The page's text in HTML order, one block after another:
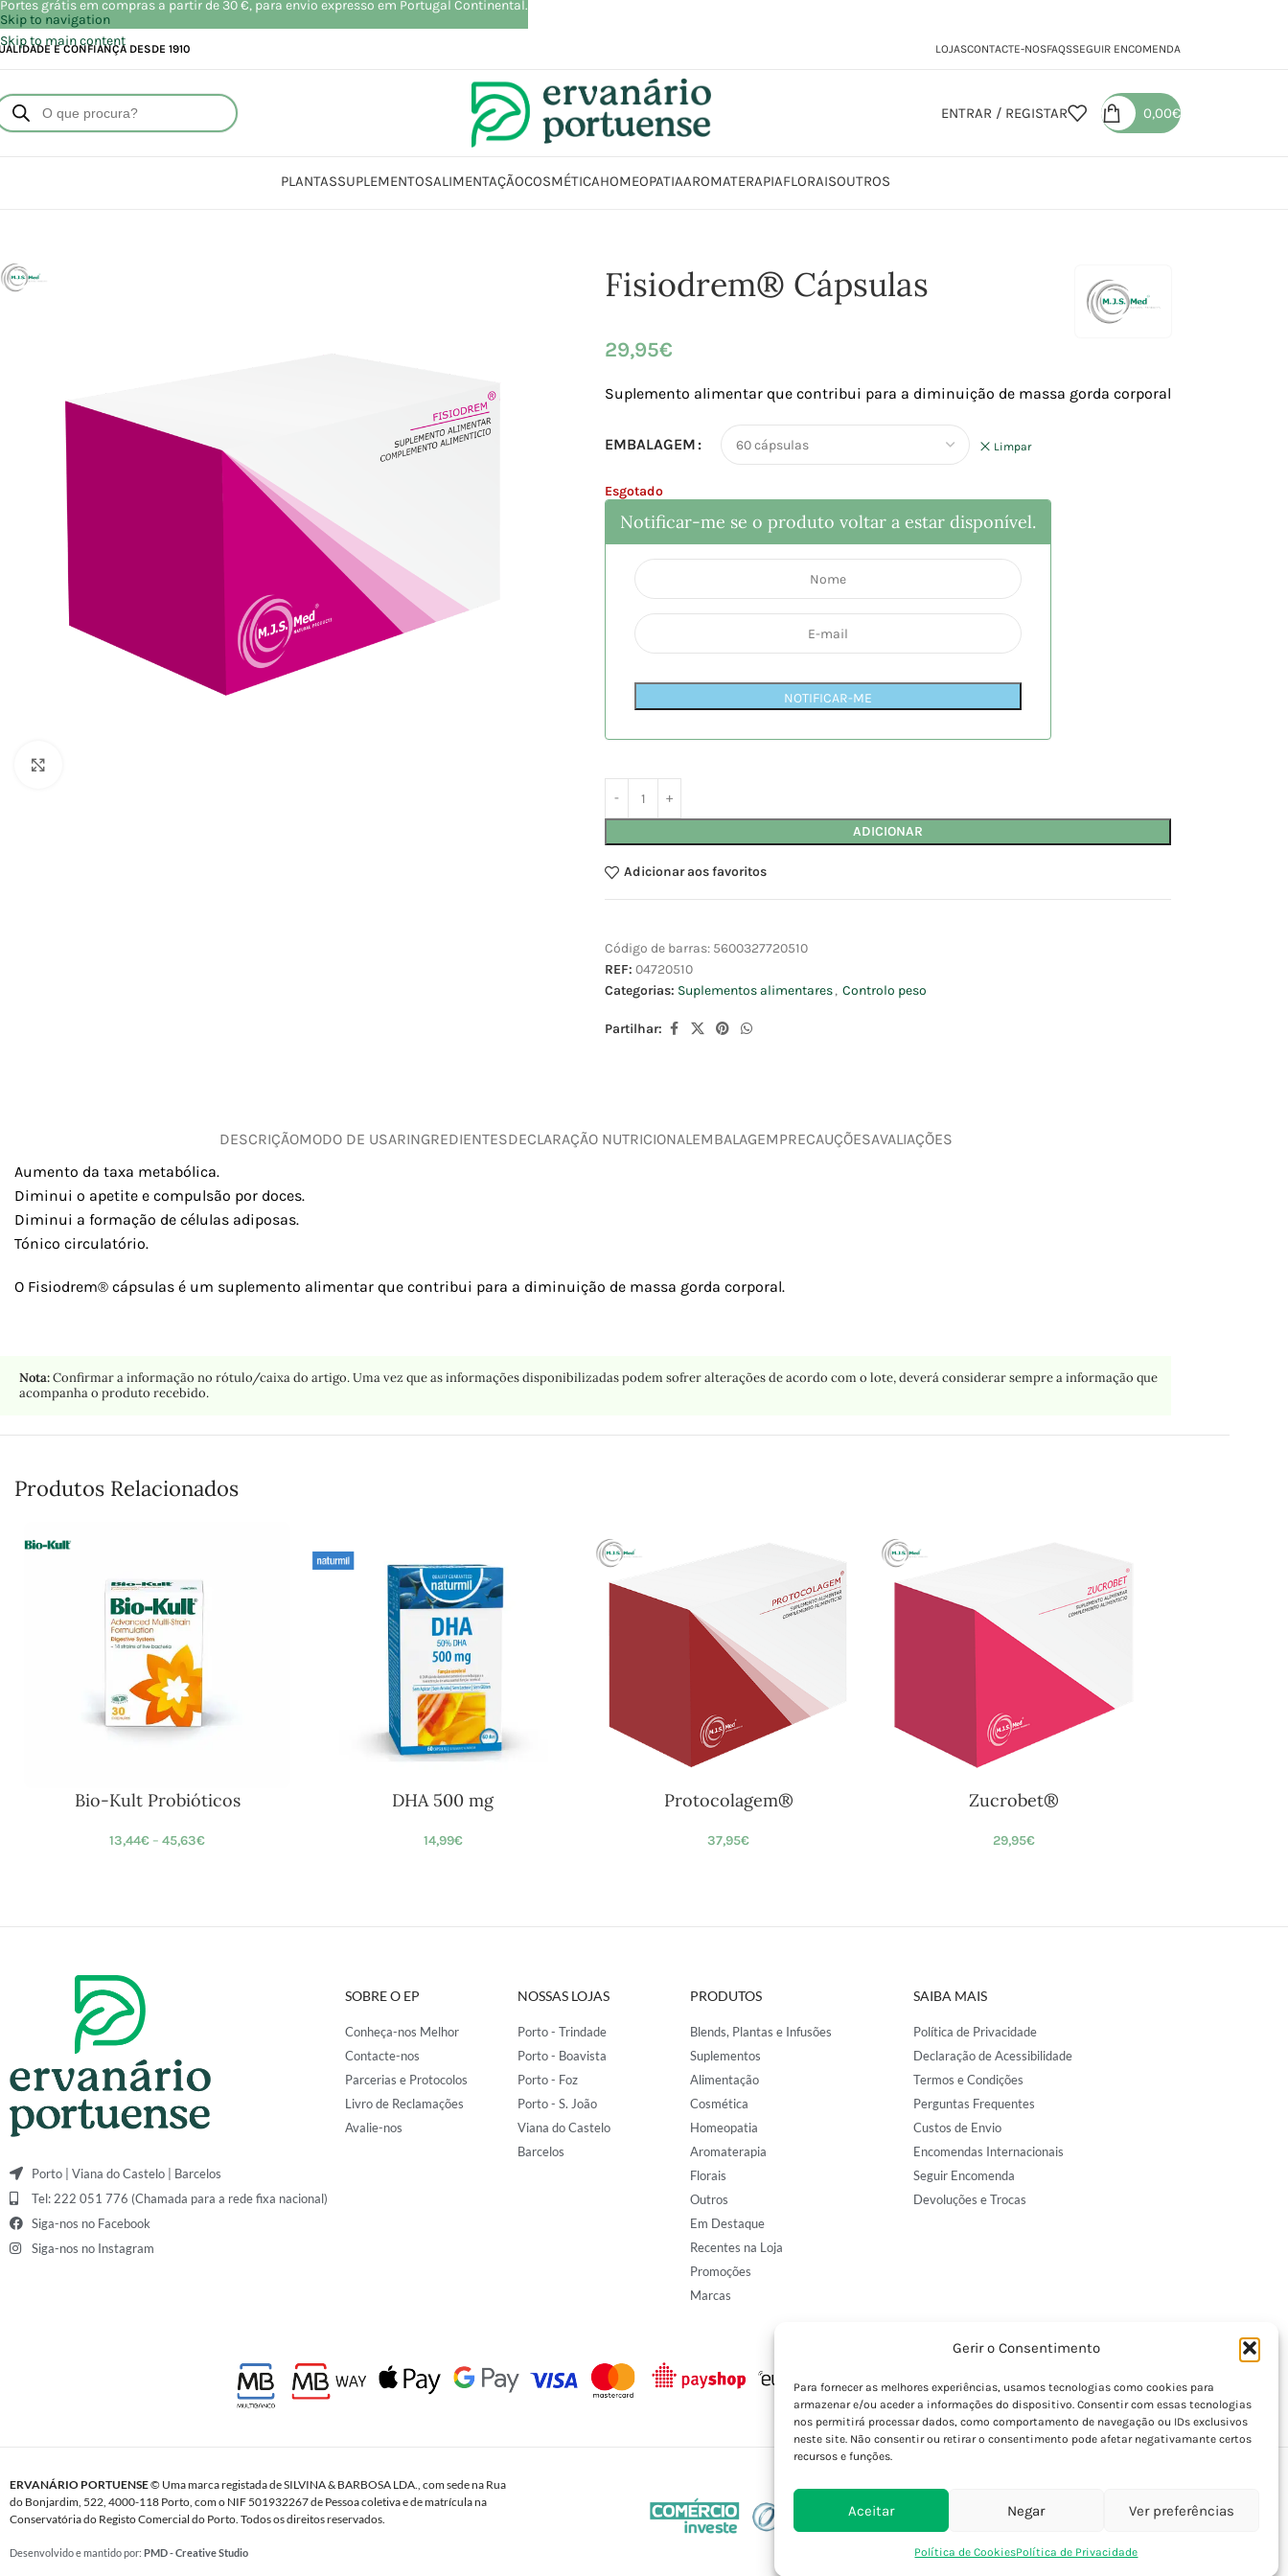
Gerir o Consentimento
Para fornecer as melhores experiências, usamos tecnologias como cookies para
armazenar e/ou aceder a informações do dispositivo. Consentir com essas tecnologias
nos permitirá processar dados, como comportamento de navegação ou IDs exclusivos
neste site. Não consentir ou retirar o consentimento pode afetar negativamante certos
recursos e funções.
Aceitar Negar Ver preferências
Política de CookiesPolítica de Privacidade
Skip to navigation
Skip to main content
E CONFIANÇA DESDE 1910 LOJASCONTACTE-NOSFAQSSEGUIR ENCOMENDA
ENTRAR / REGISTAR 0,00€
PLANTASSUPLEMENTOSALIMENTAÇÃOCOSMÉTICAHOMEOPATIAAROMATERAPIAFLORAISOUTROS
Fisiodrem® Cápsulas
29,95€
Suplemento alimentar que contribui para a diminuição de massa gorda corporal
EMBALAGEM Limpar
Esgotado
Notificar-me se o produto voltar a estar disponível.
NOTIFICAR-ME
ADICIONAR
Adicionar aos favoritos
Código de barras: 5600327720510
REF: 04720510
Categorias: Suplementos alimentares, Controlo peso
Partilhar:
DESCRIÇÃOMODO DE USARINGREDIENTESDECLARAÇÃO NUTRICIONALEMBALAGEMPRECAUÇÕESAVALIAÇÕES
Aumento da taxa metabólica.
Diminui o apetite e compulsão por doces.
Diminui a formação de células adiposas.
Tónico circulatório.
O Fisiodrem® cápsulas é um suplemento alimentar que contribui para a diminuição de massa gorda corporal.
Nota:Confirmar a informação no rótulo/caixa do artigo. Uma vez que as informações disponibilizadas podem sofrer alterações de acordo com o lote, deverá considerar sempre a informação que
acompanha o produto recebido.
Produtos Relacionados
Bio-Kult Probióticos
13,44€ – 45,63€
DHA 500 mg
14,99€
Protocolagem®
37,95€
Zucrobet®
29,95€
Porto | Viana do Castelo | Barcelos
Tel: 222 051 776 (Chamada para a rede fixa nacional)
Siga-nos no Facebook
Siga-nos no Instagram
SOBRE O EP
Conheça-nos Melhor
Contacte-nos
Parcerias e Protocolos
Livro de Reclamações
Avalie-nos
NOSSAS LOJAS
Porto - Trindade
Porto - Boavista
Porto - Foz
Porto - S. João
Viana do Castelo
Barcelos
PRODUTOS
Blends, Plantas e Infusões
Suplementos
Alimentação
Cosmética
Homeopatia
Aromaterapia
Florais
Outros
Em Destaque
Recentes na Loja
Promoções
Marcas
SAIBA MAIS
Política de Privacidade
Declaração de Acessibilidade
Termos e Condições
Perguntas Frequentes
Custos de Envio
Encomendas Internacionais
Seguir Encomenda
Devoluções e Trocas
ERVANÁRIO PORTUENSE© Uma marca registada de SILVINA & BARBOSA LDA., com sede na Rua
do Bonjardim, 522, 4000-118 Porto, com o NIF 501932267 de Pessoa coletiva e de matrícula na
Conservatória do Registo Comercial do Porto. Todos os direitos reservados.
Desenvolvido e mantido por: PMD - Creative Studio
Portes grátis em compras a partir de 30 €, para envio expresso em Portugal Continental.